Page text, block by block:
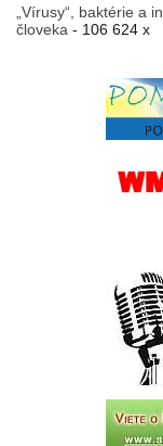
„Vírusy“, baktérie a
človeka - 106 624 x